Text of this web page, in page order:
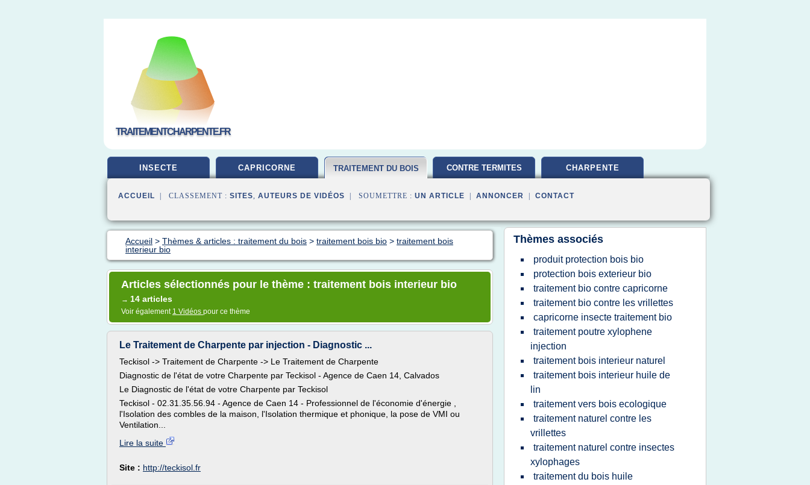
TRAITEMENTCHARPENTE.FR
INSECTE CAPRICORNE TRAITEMENT DU BOIS CONTRE TERMITES CHARPENTE
ACCUEIL | CLASSEMENT : SITES, AUTEURS DE VIDÉOS | SOUMETTRE : UN ARTICLE ANNONCER CONTACT
Accueil > Thèmes & articles : traitement du bois > traitement bois bio > traitement bois
interieur bio
Articles sélectionnés pour le thème : traitement bois interieur bio
→ 14 articles
Voir également 1 Vidéos pour ce thème
Le Traitement de Charpente par injection - Diagnostic ...
Teckisol -> Traitement de Charpente -> Le Traitement de Charpente
Diagnostic de l'état de votre Charpente par Teckisol - Agence de Caen 14, Calvados
Le Diagnostic de l'état de votre Charpente par Teckisol
Teckisol - 02.31.35.56.94 - Agence de Caen 14 - Professionnel de l'économie d'énergie ,
l'Isolation des combles de la maison, l'Isolation thermique et phonique, la pose de VMI ou
Ventilation...
Lire la suite
Site : http://teckisol.fr
Thèmes associés
produit protection bois bio
protection bois exterieur bio
traitement bio contre capricorne
traitement bio contre les vrillettes
capricorne insecte traitement bio
traitement poutre xylophene
injection
traitement bois interieur naturel
traitement bois interieur huile de
lin
traitement vers bois ecologique
traitement naturel contre les
vrillettes
traitement naturel contre insectes
xylophages
traitement du bois huile